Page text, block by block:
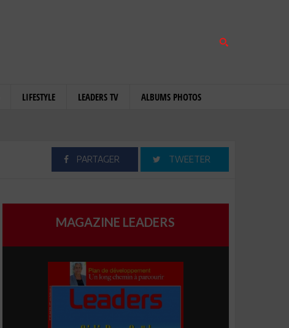
LIFESTYLE LEADERS TV ALBUMS PHOTOS
PARTAGER TWEETER
MAGAZINE LEADERS